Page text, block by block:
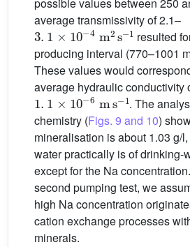
possible values between 250
average transmissivity of 2.1–
3.1×10-4m2s-1
resulted
producing interval (770–1001
These values would
average hydraulic conductivity
1.1×10-6ms-1
. The
chemistry (Figs. 9 and 10)
mineralisation is about 1.03 g/
water practically is of drinking-
except for the Na
second pumping test, we
high Na concentration
cation exchange processes
minerals.